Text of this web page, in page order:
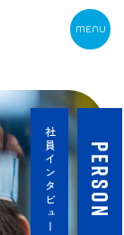
PERSON
社員インタビュー